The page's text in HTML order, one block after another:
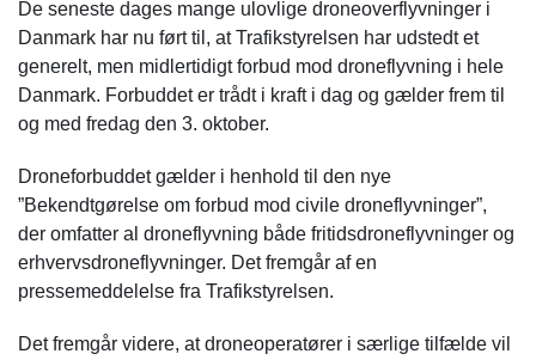
De seneste dages mange ulovlige droneoverflyvninger i
Danmark har nu ført til, at Trafikstyrelsen har udstedt et
generelt, men midlertidigt forbud mod droneflyvning i hele
Danmark. Forbuddet er trådt i kraft i dag og gælder frem til
og med fredag den 3. oktober.
Droneforbuddet gælder i henhold til den nye
”Bekendtgørelse om forbud mod civile droneflyvninger”,
der omfatter al droneflyvning både fritidsdroneflyvninger og
erhvervsdroneflyvninger. Det fremgår af en
pressemeddelelse fra Trafikstyrelsen.
Det fremgår videre, at droneoperatører i særlige tilfælde vil